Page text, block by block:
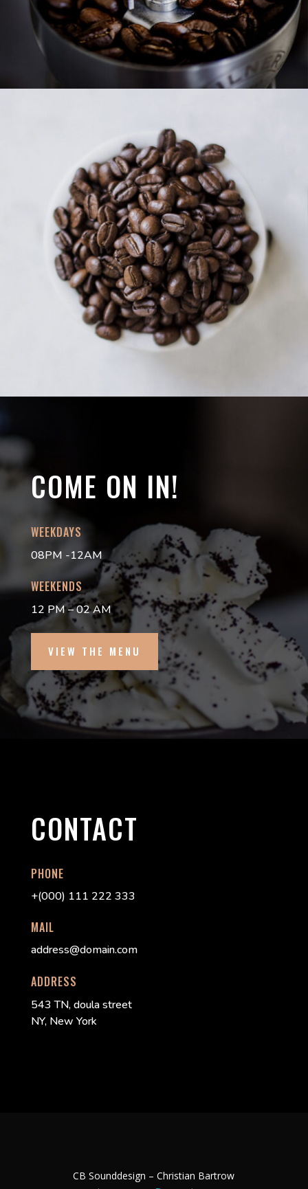
COME ON IN!
WEEKDAYS
08PM -12AM
WEEKENDS
12 PM – 02 AM
VIEW THE MENU
CONTACT
PHONE
+(000) 111 222 333
MAIL
address@domain.com
ADDRESS
543 TN, doula street
NY, New York
CB Sounddesign – Christian Bartrow